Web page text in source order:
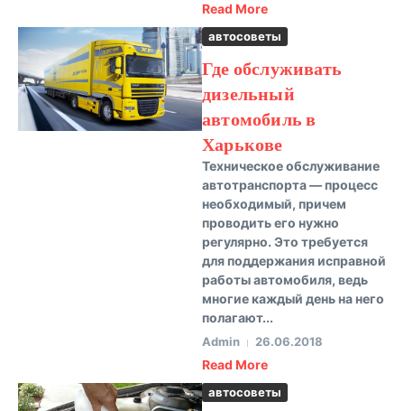
Read More
автосоветы
Где обслуживать
дизельный
автомобиль в
Харькове
Техническое обслуживание
автотранспорта — процесс
необходимый, причем
проводить его нужно
регулярно. Это требуется
для поддержания исправной
работы автомобиля, ведь
многие каждый день на него
полагают...
Admin 26.06.2018
Read More
автосоветы